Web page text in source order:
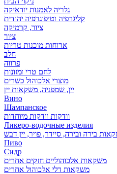
גלריה לאמנות יודאיקה
קליגרפיה וטיפוגרפיה יהודית
ציור, קרמיקה
ציור
ארוחות מוכנות טריות
חלב
פרווה
לחם טרי ומזונות
מוצרי אלכוהול כשרים
יין, שמפניה, משקאות יין
Вино
Шампанское
וודקות וודקות מיוחדות
Ликеро-водочные изделия
בירה ובירה, סיידר, פויר, יין דבש
Пиво
Сидр
משקאות אלכוהוליים חזקים אחרים
משקאות דלי אלכוהול אחרים